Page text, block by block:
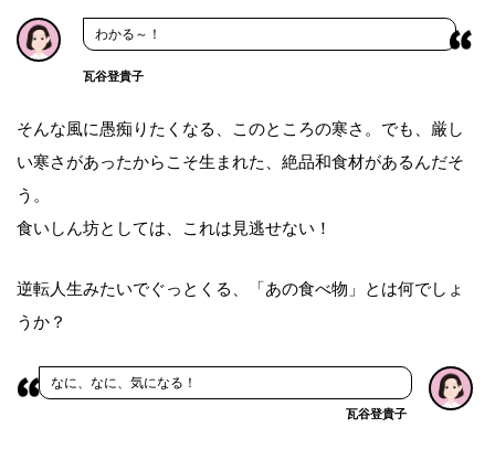
わかる～！
瓦谷登貴子
そんな風に愚痴りたくなる、このところの寒さ。でも、厳し
い寒さがあったからこそ生まれた、絶品和食材があるんだそ
う。
食いしん坊としては、これは見逃せない！
逆転人生みたいでぐっとくる、「あの食べ物」とは何でしょ
うか？
なに、なに、気になる！
瓦谷登貴子